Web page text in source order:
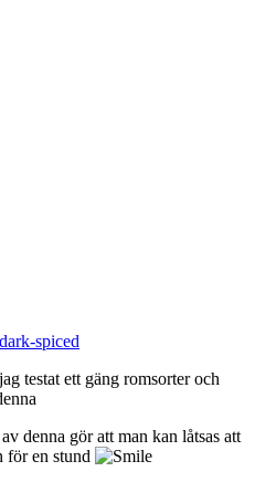
spiced
testat ett gäng romsorter och
denna gör att man kan låtsas att
en stund